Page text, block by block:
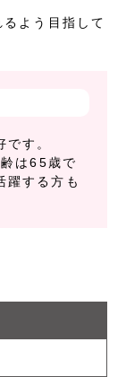
よう目指して
す。
は65歳で
躍する方も